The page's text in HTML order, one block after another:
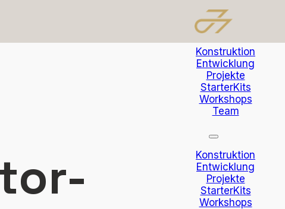
Konstruktion
Entwicklung
Projekte
StarterKits
Workshops
Team
Konstruktion
Entwicklung
Projekte
StarterKits
Workshops